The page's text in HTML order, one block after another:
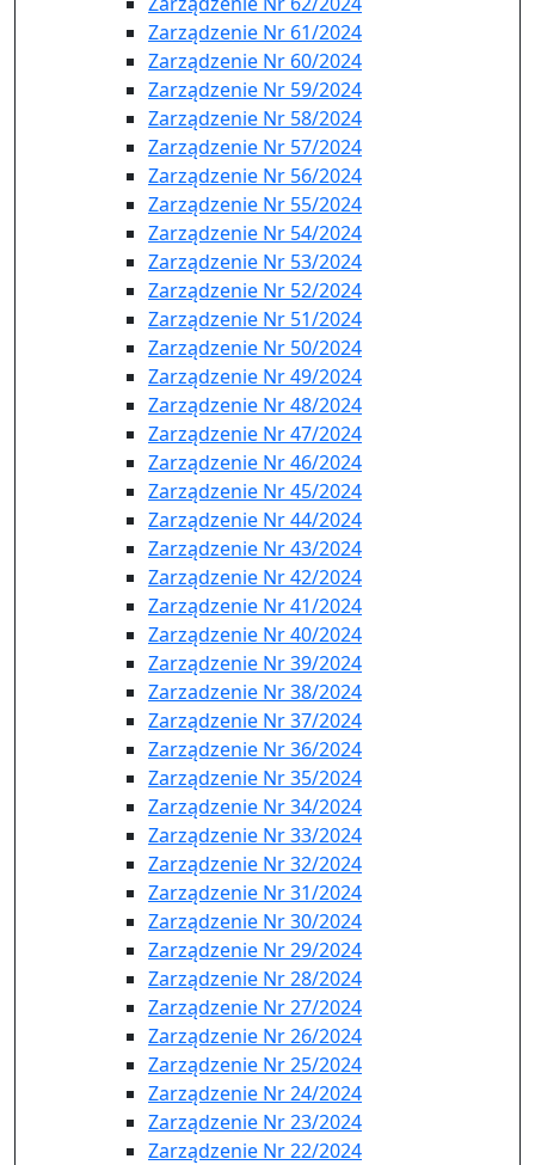
Zarządzenie Nr 61/2024
Zarządzenie Nr 60/2024
Zarządzenie Nr 59/2024
Zarządzenie Nr 58/2024
Zarządzenie Nr 57/2024
Zarządzenie Nr 56/2024
Zarządzenie Nr 55/2024
Zarządzenie Nr 54/2024
Zarządzenie Nr 53/2024
Zarządzenie Nr 52/2024
Zarządzenie Nr 51/2024
Zarządzenie Nr 50/2024
Zarządzenie Nr 49/2024
Zarządzenie Nr 48/2024
Zarządzenie Nr 47/2024
Zarządzenie Nr 46/2024
Zarządzenie Nr 45/2024
Zarządzenie Nr 44/2024
Zarządzenie Nr 43/2024
Zarządzenie Nr 42/2024
Zarządzenie Nr 41/2024
Zarządzenie Nr 40/2024
Zarządzenie Nr 39/2024
Zarzadzenie Nr 38/2024
Zarządzenie Nr 37/2024
Zarządzenie Nr 36/2024
Zarządzenie Nr 35/2024
Zarządzenie Nr 34/2024
Zarządzenie Nr 33/2024
Zarządzenie Nr 32/2024
Zarządzenie Nr 31/2024
Zarządzenie Nr 30/2024
Zarządzenie Nr 29/2024
Zarządzenie Nr 28/2024
Zarządzenie Nr 27/2024
Zarządzenie Nr 26/2024
Zarządzenie Nr 25/2024
Zarządzenie Nr 24/2024
Zarządzenie Nr 23/2024
Zarządzenie Nr 22/2024